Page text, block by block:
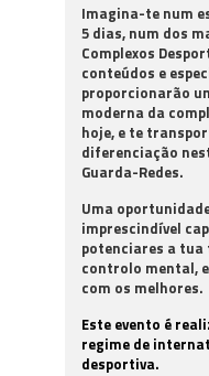
Imagina-te num
5 dias, num dos
Complexos
conteúdos e
proporcionarão
moderna da
hoje, e te
diferenciação
Guarda-Redes.
Uma
imprescindível
potenciares a
controlo mental,
com os melhores.
Este evento é
regime de
desportiva.